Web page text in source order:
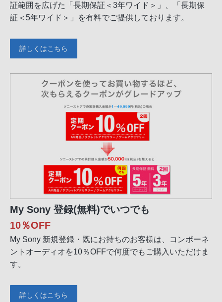
証範囲を広げた「長期保証＜3年ワイド＞」、「長期保
証＜5年ワイド＞」を有料でご提供しております。
詳しくはこちら
My Sony 登録(無料)でいつでも
10％OFF
My Sony 新規登録・既にお持ちのお客様は、コンポーネ
ントオーディオを10％OFFで何度でもご購入いただけま
す。
詳しくはこちら